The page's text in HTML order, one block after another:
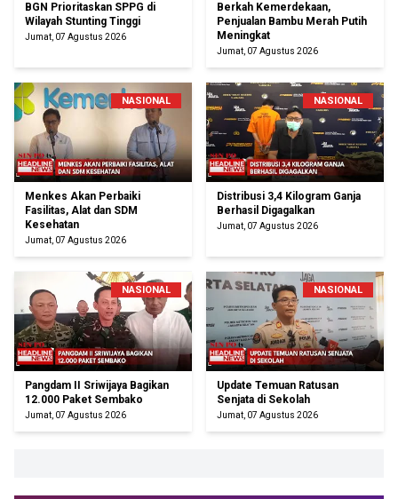
BGN Prioritaskan SPPG di
Wilayah Stunting Tinggi
Jumat, 07 Agustus 2026
Berkah Kemerdekaan,
Penjualan Bambu Merah Putih
Meningkat
Jumat, 07 Agustus 2026
NASIONAL
Menkes Akan Perbaiki
Fasilitas, Alat dan SDM
Kesehatan
Jumat, 07 Agustus 2026
NASIONAL
Distribusi 3,4 Kilogram Ganja
Berhasil Digagalkan
Jumat, 07 Agustus 2026
NASIONAL
Pangdam II Sriwijaya Bagikan
12.000 Paket Sembako
Jumat, 07 Agustus 2026
NASIONAL
Update Temuan Ratusan
Senjata di Sekolah
Jumat, 07 Agustus 2026